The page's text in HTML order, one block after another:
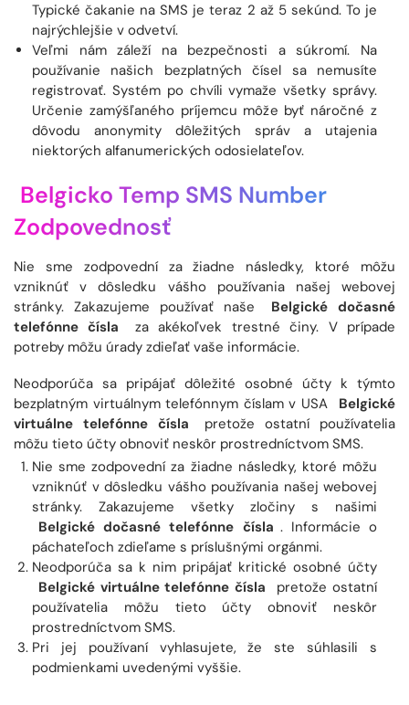
Typické čakanie na SMS je teraz 2 až 5 sekúnd. To je
najrýchlejšie v odvetví.
Veľmi nám záleží na bezpečnosti a súkromí. Na
používanie našich bezplatných čísel sa nemusíte
registrovať. Systém po chvíli vymaže všetky správy.
Určenie zamýšľaného príjemcu môže byť náročné z
dôvodu anonymity dôležitých správ a utajenia
niektorých alfanumerických odosielateľov.
Belgicko Temp SMS Number
Zodpovednosť
Nie sme zodpovední za žiadne následky, ktoré môžu
vzniknúť v dôsledku vášho používania našej webovej
stránky. Zakazujeme používať naše
Belgické dočasné
telefónne čísla
za akékoľvek trestné činy. V prípade
potreby môžu úrady zdieľať vaše informácie.
Neodporúča sa pripájať dôležité osobné účty k týmto
bezplatným virtuálnym telefónnym číslam v USA
Belgické
virtuálne telefónne čísla
pretože ostatní používatelia
môžu tieto účty obnoviť neskôr prostredníctvom SMS.
Nie sme zodpovední za žiadne následky, ktoré môžu
vzniknúť v dôsledku vášho používania našej webovej
stránky. Zakazujeme všetky zločiny s našimi
Belgické dočasné telefónne čísla . Informácie o
páchateľoch zdieľame s príslušnými orgánmi.
Neodporúča sa k nim pripájať kritické osobné účty
Belgické virtuálne telefónne čísla
pretože ostatní
používatelia môžu tieto účty obnoviť neskôr
prostredníctvom SMS.
Pri jej používaní vyhlasujete, že ste súhlasili s
podmienkami uvedenými vyššie.